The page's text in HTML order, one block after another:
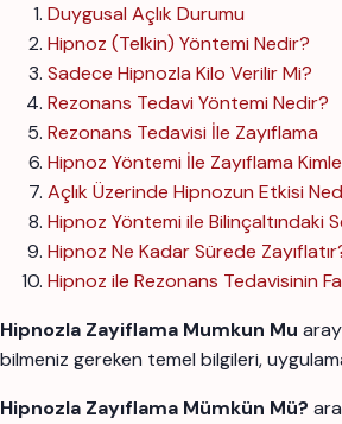
Duygusal Açlık Durumu
Hipnoz (Telkin) Yöntemi Nedir?
Sadece Hipnozla Kilo Verilir Mi?
Rezonans Tedavi Yöntemi Nedir?
Rezonans Tedavisi İle Zayıflama
Hipnoz Yöntemi İle Zayıflama
Açlık Üzerinde Hipnozun Etkisi
Hipnoz Yöntemi ile Bilinçaltındaki
Hipnoz Ne Kadar Sürede
Hipnoz ile Rezonans Tedavisinin
Hipnozla Zayiflama Mumkun Mu
bilmeniz gereken temel bilgileri,
Hipnozla Zayıflama Mümkün Mü?